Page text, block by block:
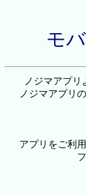
モ
ノジマアプリ
ノジマアプリ
アプリをご利